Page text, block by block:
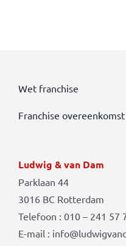
Wet franchise
Franchise overeenkomst
Ludwig & van Dam
Parklaan 44
3016 BC Rotterdam
Telefoon : 010 – 241 57
E-mail :